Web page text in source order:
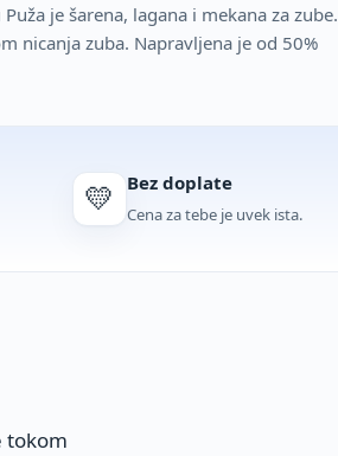
je šarena, lagana i mekana za zube.
nicanja zuba. Napravljena je od 50%
💛 Bez doplate
Cena za tebe je uvek ista.
tokom